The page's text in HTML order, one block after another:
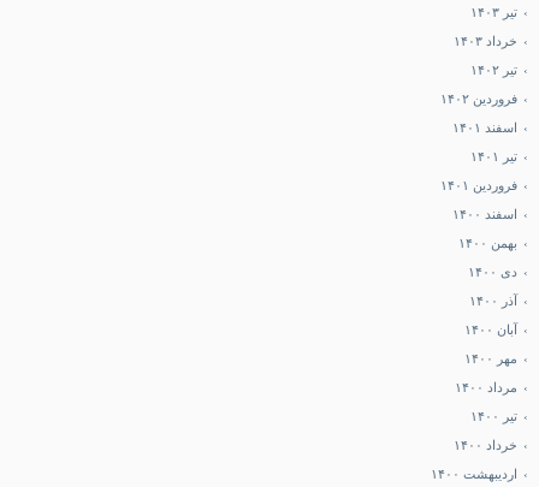
تیر ۱۴۰۳
خرداد ۱۴۰۳
تیر ۱۴۰۲
فروردین ۱۴۰۲
اسفند ۱۴۰۱
تیر ۱۴۰۱
فروردین ۱۴۰۱
اسفند ۱۴۰۰
بهمن ۱۴۰۰
دی ۱۴۰۰
آذر ۱۴۰۰
آبان ۱۴۰۰
مهر ۱۴۰۰
مرداد ۱۴۰۰
تیر ۱۴۰۰
خرداد ۱۴۰۰
اردیبهشت ۱۴۰۰